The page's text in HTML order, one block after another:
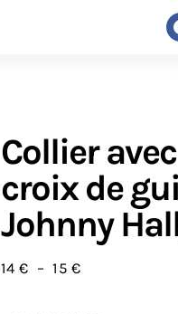
Collier
croix de
Johnny
14€ – 15 €Plage de prix :